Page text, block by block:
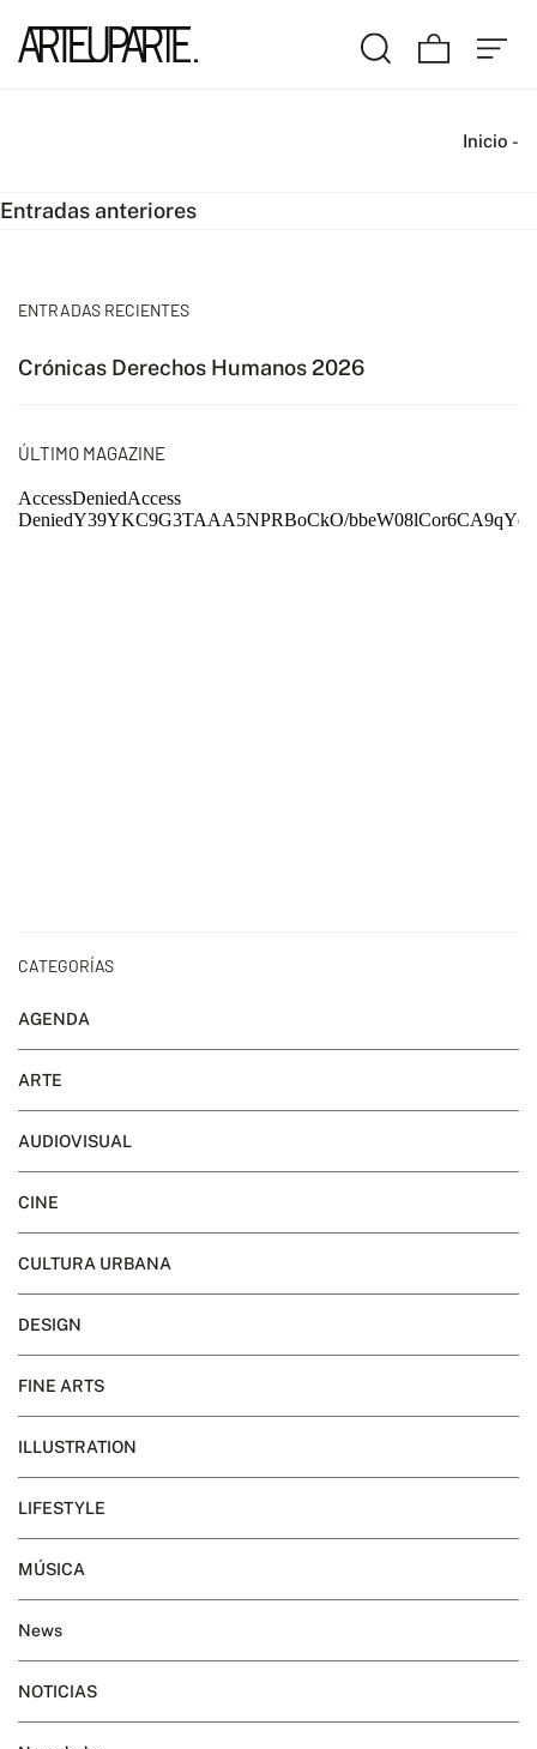
Inicio -
Navegación
entradas
Entradas anteriores
ENTRADAS RECIENTES
Crónicas Derechos Humanos 2026
ÚLTIMO MAGAZINE
CATEGORÍAS
AGENDA
ARTE
AUDIOVISUAL
CINE
CULTURA URBANA
DESIGN
FINE ARTS
ILLUSTRATION
LIFESTYLE
MÚSICA
News
NOTICIAS